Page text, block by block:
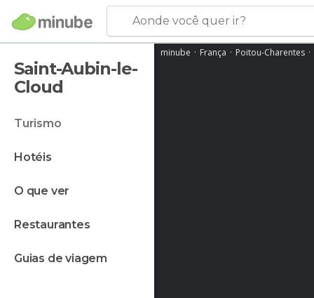
Aonde você quer ir?
Saint-Aubin-le-
Cloud
turismo
hotéis
o que ver
restaurantes
guias de viagem
minube França Poitou-Charentes